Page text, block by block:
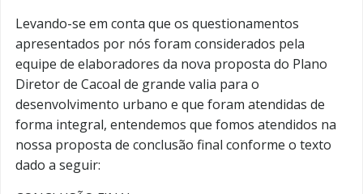
Levando-se em conta que os questionamentos
apresentados por nós foram considerados pela
equipe de elaboradores da nova proposta do Plano
Diretor de Cacoal de grande valia para o
desenvolvimento urbano e que foram atendidas de
forma integral, entendemos que fomos atendidos na
nossa proposta de conclusão final conforme o texto
dado a seguir: